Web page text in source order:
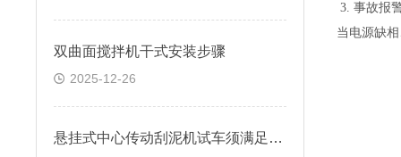
双曲面搅拌机干式安装步骤
2025-12-26
​悬挂式中心传动刮泥机试车须满足的条件
3. 事故报
当电源缺